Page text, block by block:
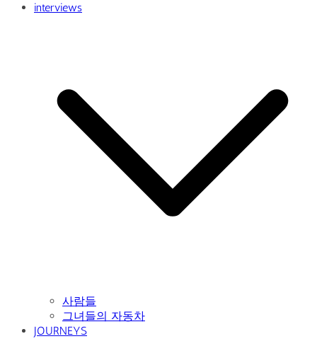
interviews
사람들
그녀들의 자동차
JOURNEYS